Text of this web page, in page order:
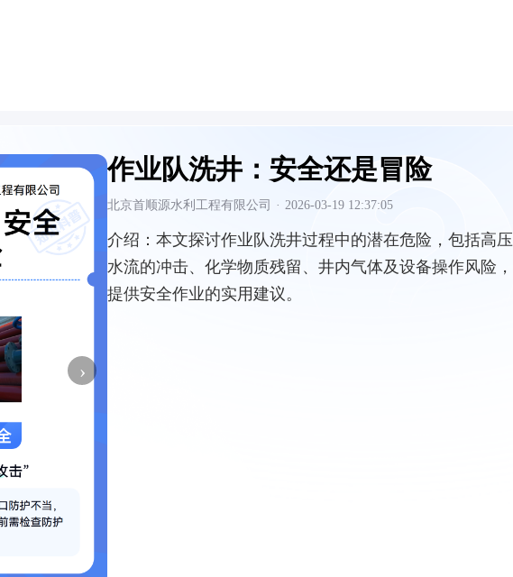
›
作业队洗井：安全还是冒险
北京首顺源水利工程有限公司 · 2026-03-19 12:37:05
介绍： 本文探讨作业队洗井过程中的潜在危险，包括高压
水流的冲击、化学物质残留、井内气体及设备操作风险，
提供安全作业的实用建议。